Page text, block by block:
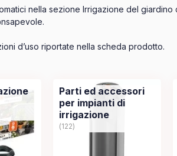
nella sezione Irrigazione del
d’uso riportate nella scheda prodotto.
Parti ed accessori
per impianti di
irrigazione
122